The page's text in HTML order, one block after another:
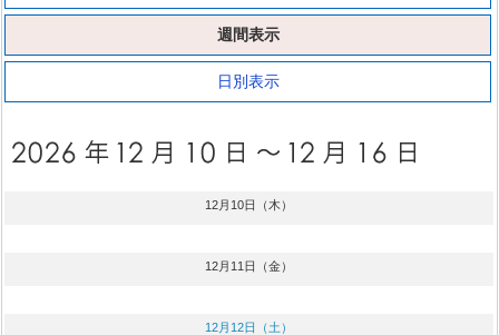
週間表示
日別表示
12月10日（木）
12月11日（金）
12月12日（土）